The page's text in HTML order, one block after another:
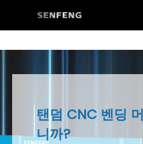
탠덤 CNC 벤딩
니까?